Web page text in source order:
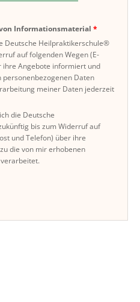
Informationsmaterial
Deutsche Heilpraktikerschule®
auf folgenden Wegen (E-
ihre Angebote informiert und
Daten
meiner Daten jederzeit
die Deutsche
bis zum Widerruf auf
und Telefon) über ihre
die von mir erhobenen